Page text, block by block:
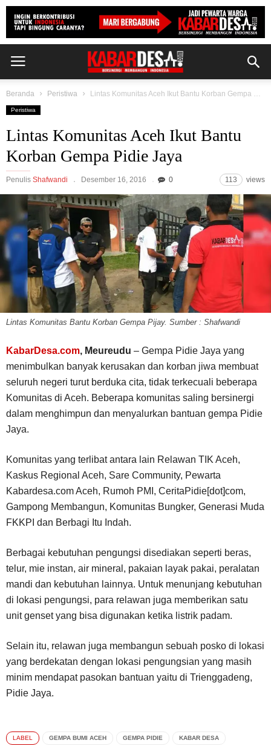
Beranda Peristiwa Lintas Komunitas Aceh Ikut Bantu Korban Gempa Pidie Jaya
Peristiwa
Lintas Komunitas Aceh Ikut Bantu
Korban Gempa Pidie Jaya
Penulis Shafwandi Desember 16, 2016 0 113 views
Lintas Komunitas Bantu Korban Gempa Pijay. Sumber : Shafwandi
KabarDesa.com, Meureudu – Gempa Pidie Jaya yang
menimbulkan banyak kerusakan dan korban jiwa membuat
seluruh negeri turut berduka cita, tidak terkecuali beberapa
Komunitas di Aceh. Beberapa komunitas saling bersinergi
dalam menghimpun dan menyalurkan bantuan gempa Pidie
Jaya.
Komunitas yang terlibat antara lain Relawan TIK Aceh,
Kaskus Regional Aceh, Sare Community, Pewarta
Kabardesa.com Aceh, Rumoh PMI, CeritaPidie[dot]com,
Gampong Membangun, Komunitas Bungker, Generasi Muda
FKKPI dan Berbagi Itu Indah.
Berbagai kebutuhan pengungsi disediakan seperti beras,
telur, mie instan, air mineral, pakaian layak pakai, peralatan
mandi dan kebutuhan lainnya. Untuk menunjang kebutuhan
di lokasi pengungsi, para relawan juga memberikan satu
unit genset yang bisa digunakan ketika listrik padam.
Selain itu, relawan juga membangun sebuah posko di lokasi
yang berdekatan dengan lokasi pengungsian yang masih
minim mendapat pasokan bantuan yaitu di Trienggadeng,
Pidie Jaya.
LABEL GEMPA BUMI ACEH GEMPA PIDIE KABAR DESA